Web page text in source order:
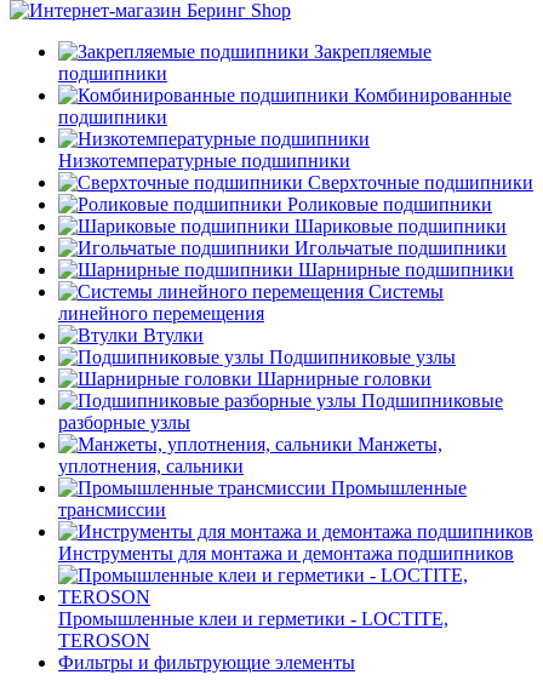
Закрепляемые
подшипники
Комбинированные
подшипники
Низкотемпературные подшипники
Сверхточные подшипники
Роликовые подшипники
Шариковые подшипники
Игольчатые подшипники
Шарнирные подшипники
Системы
линейного перемещения
Втулки
Подшипниковые узлы
Шарнирные головки
Подшипниковые
разборные узлы
Манжеты,
уплотнения, сальники
Промышленные
трансмиссии
Инструменты для монтажа и демонтажа подшипников
Промышленные клеи и герметики - LOCTITE,
TEROSON
Фильтры и фильтрующие элементы